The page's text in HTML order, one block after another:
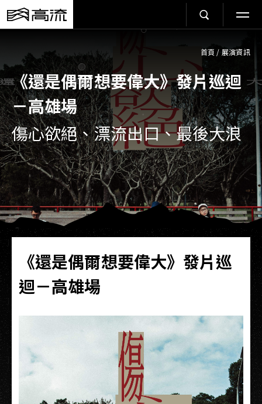
首頁 / 展演資訊
《還是偶爾想要偉大》發片巡迴
－高雄場
傷心欲絕、漂流出口、最後大浪
《還是偶爾想要偉大》發片巡
迴－高雄場